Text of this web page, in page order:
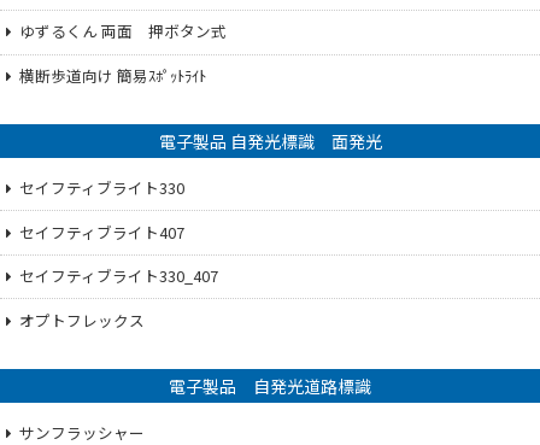
ゆずるくん 両面 押ボタン式
横断歩道向け 簡易ｽﾎﾟｯﾄﾗｲﾄ
電子製品 自発光標識 面発光
セイフティブライト330
セイフティブライト407
セイフティブライト330_407
オプトフレックス
電子製品 自発光道路標識
サンフラッシャー